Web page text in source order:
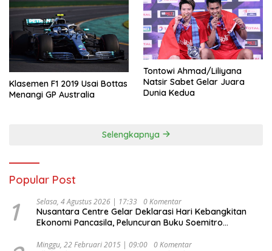
Klasemen F1 2019 Usai Bottas
Menangi GP Australia
Tontowi Ahmad/Liliyana
Natsir Sabet Gelar Juara
Dunia Kedua
Selengkapnya
Popular Post
1 Selasa, 4 Agustus 2026 | 17:33 0 Komentar
Nusantara Centre Gelar Deklarasi Hari Kebangkitan
Ekonomi Pancasila, Peluncuran Buku Soemitro
Ekonomi Politik Indonesia) & Simposium Nasional
Minggu, 22 Februari 2015 | 09:00 0 Komentar